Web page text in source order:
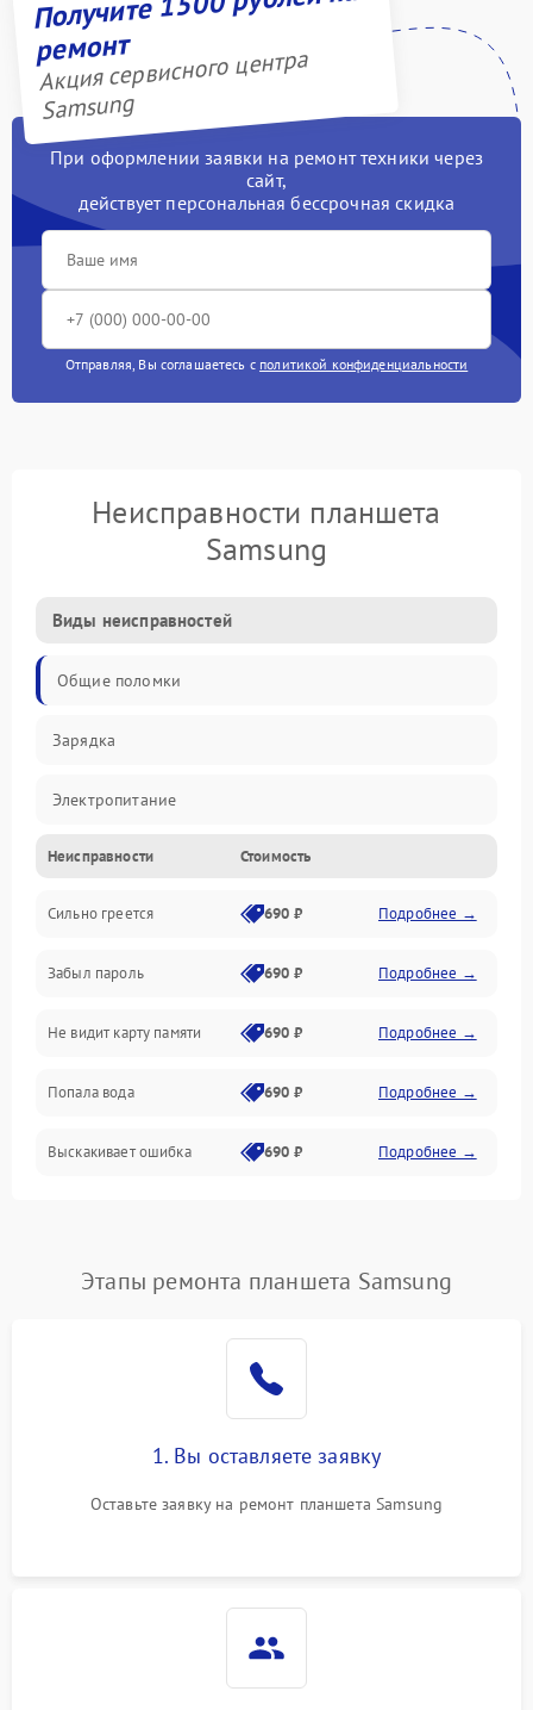
ремонт
Акция сервисного центра
Samsung
При оформлении заявки на ремонт техники через
сайт,
действует персональная бессрочная скидка
Отправляя, Вы соглашаетесь с политикой конфиденциальности
Неисправности планшета
Samsung
Виды неисправностей
Общие поломки
Зарядка
Электропитание
Экран и изображение
Дисплей
Экран (дисплей)
Связь
Разговор (микрофон, динамик)
Перегрев и нестабильная работа
Сеть и интернет
Память и данные
Режим работы
Неисправности Стоимость
Сильно греется 690 ₽ Подробнее →
Забыл пароль 690 ₽ Подробнее →
Не видит карту памяти 690 ₽ Подробнее →
Попала вода 690 ₽ Подробнее →
Выскакивает ошибка 690 ₽ Подробнее →
Этапы ремонта планшета Samsung
1. Вы оставляете заявку
Оставьте заявку на ремонт планшета Samsung